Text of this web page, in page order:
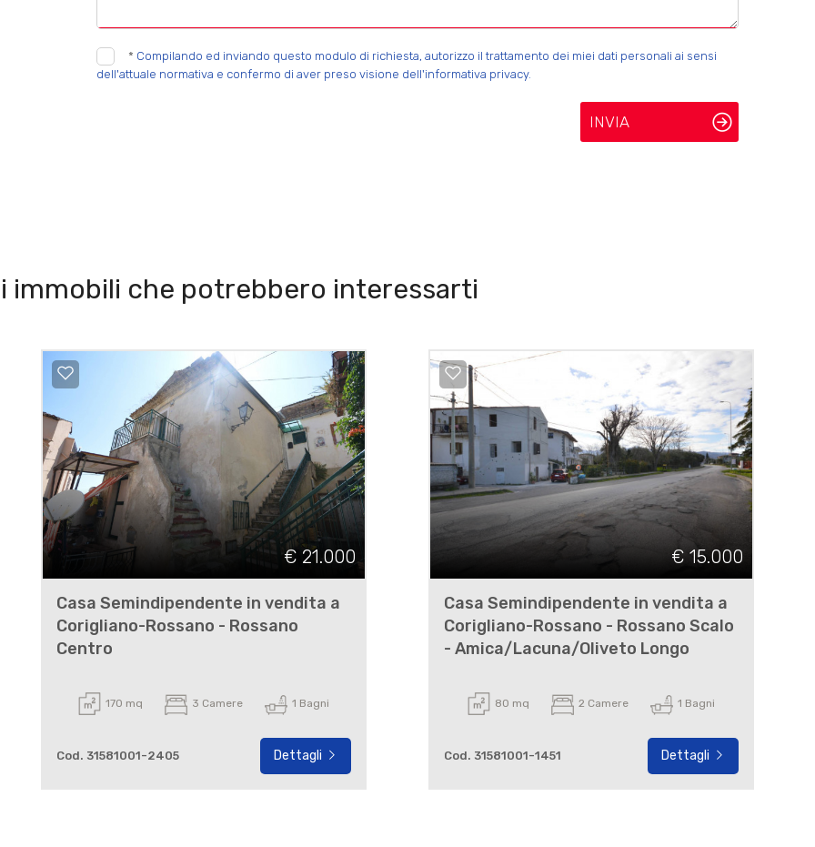
* Compilando ed inviando questo modulo di richiesta, autorizzo il trattamento dei miei dati personali ai sensi
dell'attuale normativa e confermo di aver preso visione dell'informativa privacy.
INVIA
immobili che potrebbero interessarti
€ 21.000
Casa Semindipendente in vendita a
Corigliano-Rossano - Rossano
Centro
170 mq 3 Camere 1 Bagni
Cod. 31581001-2405 Dettagli
€ 15.000
Casa Semindipendente in vendita a
Corigliano-Rossano - Rossano Scalo
- Amica/Lacuna/Oliveto Longo
80 mq 2 Camere 1 Bagni
Cod. 31581001-1451 Dettagli